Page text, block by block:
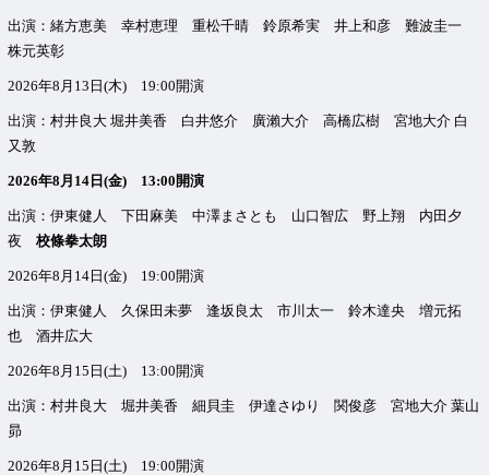
出演：緒方恵美 幸村恵理 重松千晴 鈴原希実 井上和彦 難波圭一
株元英彰
2026年8月13日(木) 19:00開演
出演：村井良大 堀井美香 白井悠介 廣瀨大介 高橋広樹 宮地大介 白
又敦
2026年8月14日(金) 13:00開演
出演：伊東健人 下田麻美 中澤まさとも 山口智広 野上翔 内田夕
夜 校條拳太朗
2026年8月14日(金) 19:00開演
出演：伊東健人 久保田未夢 逢坂良太 市川太一 鈴木達央 増元拓
也 酒井広大
2026年8月15日(土) 13:00開演
出演：村井良大 堀井美香 細貝圭 伊達さゆり 関俊彦 宮地大介 葉山
昴
2026年8月15日(土) 19:00開演